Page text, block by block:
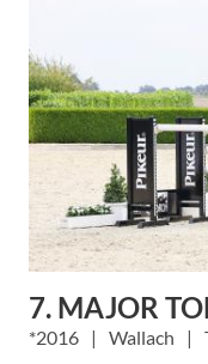
7. MAJOR
2016 Wallach